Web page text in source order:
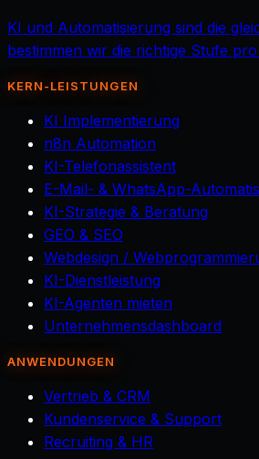
KI und Automatisierung sind die
bestimmen wir die richtige Stufe
KERN-LEISTUNGEN
KI Implementierung
n8n Automation
KI-Telefonassistent
E-Mail- & WhatsApp-
KI-Strategie & Beratung
GEO & SEO
Webdesign /
KI-Dienstleistung
KI-Agenten mieten
Unternehmensdashboard
ANWENDUNGEN
Vertrieb & CRM
Kundenservice & Support
Recruiting & HR